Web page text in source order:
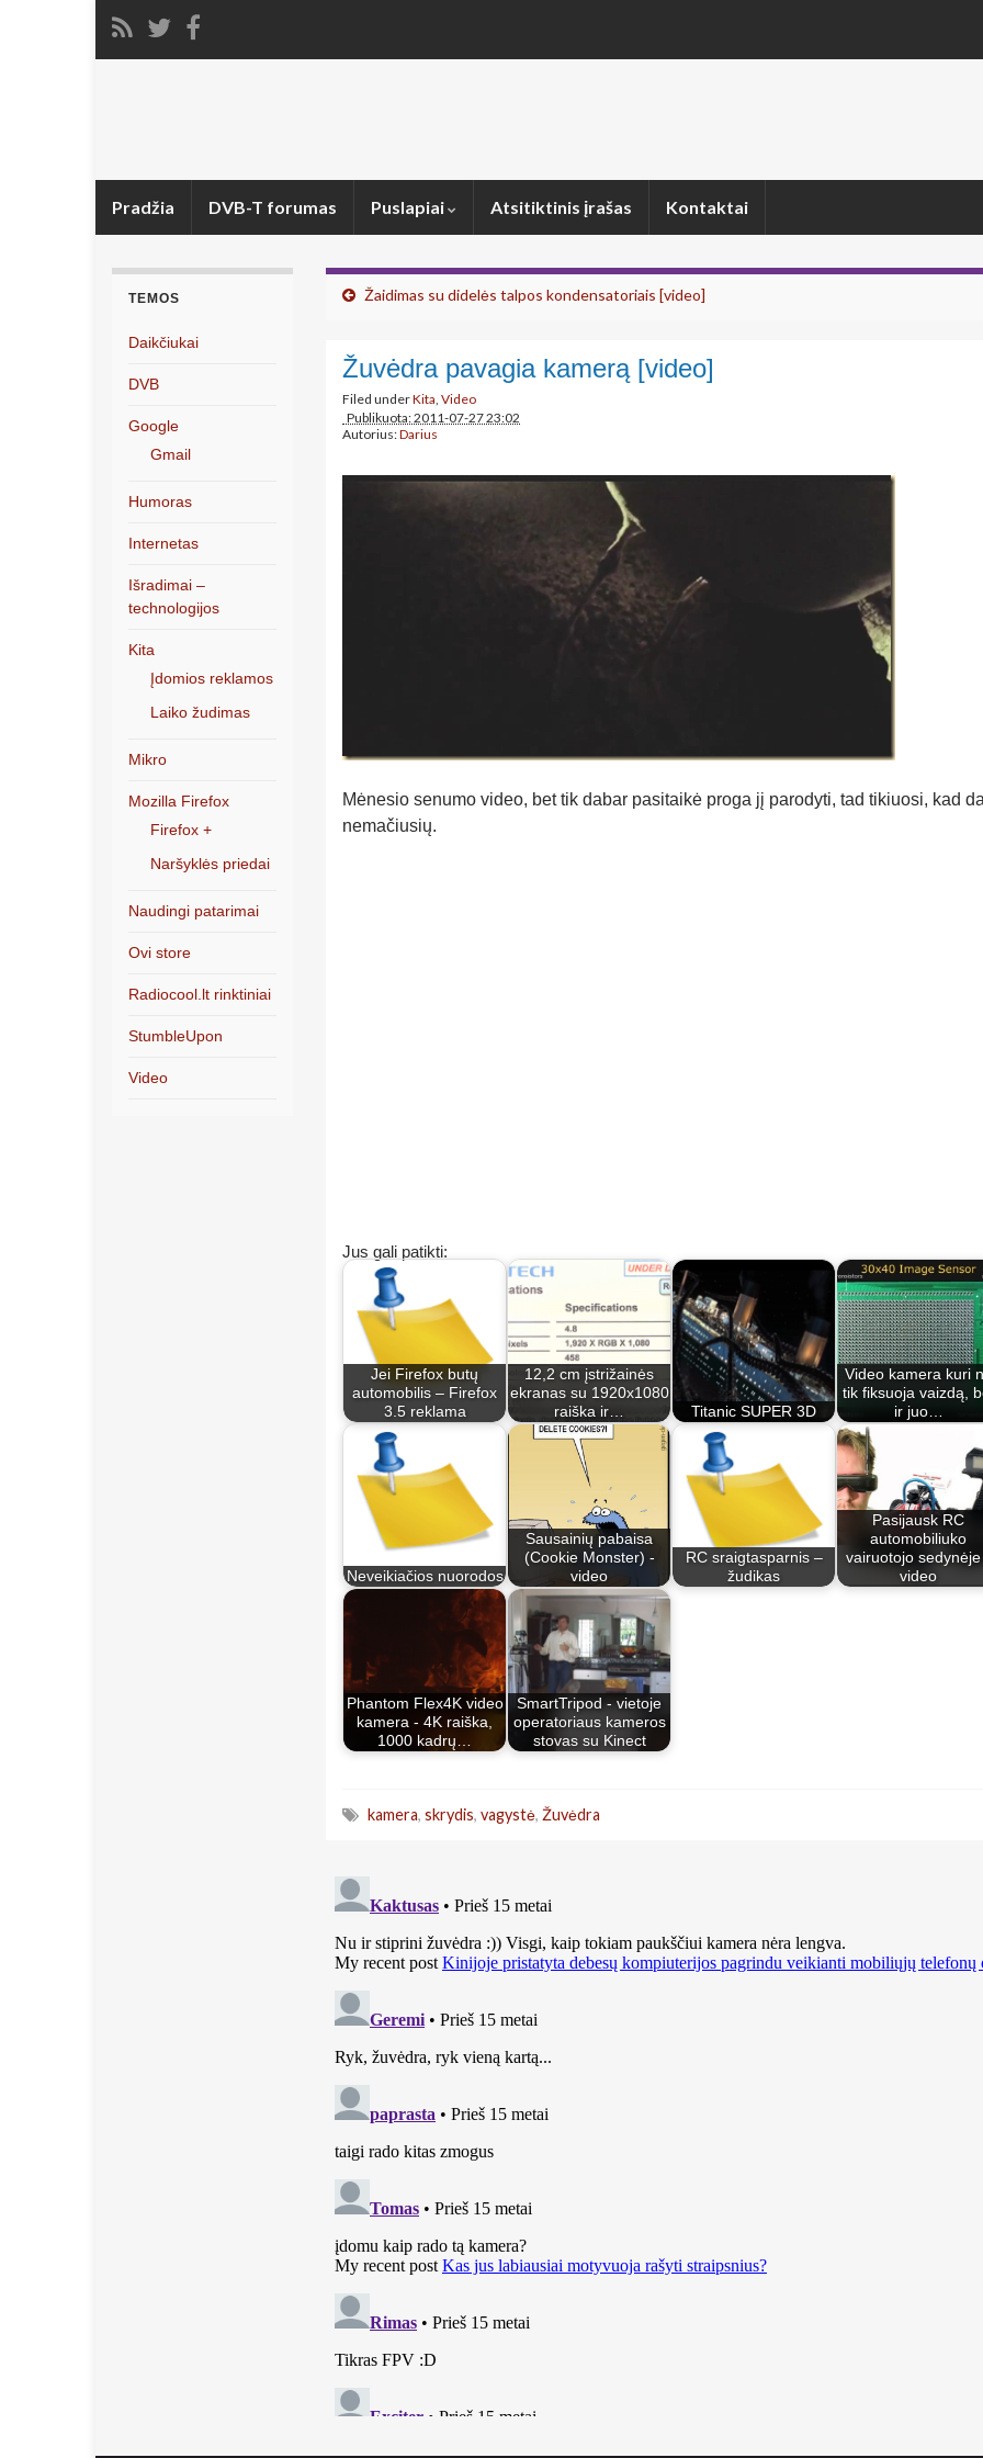
Pradžia DVB-T forumas Puslapiai Atsitiktinis įrašas Kontaktai
Žaidimas su didelės talpos kondensatoriais [video]
Žuvėdra pavagia kamerą [video]
Filed underKita, Video
Publikuota: 2011-07-27 23:02
Autorius:Darius
Mėnesio senumo video, bet tik dabar pasitaikė proga jį parodyti, tad tikiuosi, kad
nemačiusių.
Jus gali patikti:
Jei Firefox butų
automobilis – Firefox
3.5 reklama
12,2 cm įstrižainės
ekranas su 1920x1080
raiška ir…
Titanic SUPER 3D
Video kamera kuri
tik fiksuoja vaizdą,
ir juo…
Neveikiačios nuorodos
Sausainių pabaisa
(Cookie Monster) -
video
RC sraigtasparnis –
žudikas
Pasijausk RC
automobiliuko
vairuotojo
video
Phantom Flex4K video
kamera - 4K raiška,
1000 kadrų…
SmartTripod - vietoje
operatoriaus kameros
stovas su Kinect
kamera, skrydis, vagystė, Žuvėdra
TEMOS
Daikčiukai
DVB
Google
Gmail
Humoras
Internetas
Išradimai –
technologijos
Kita
Įdomios reklamos
Laiko žudimas
Mikro
Mozilla Firefox
Firefox +
Naršyklės priedai
Naudingi patarimai
Ovi store
Radiocool.lt rinktiniai
StumbleUpon
Video